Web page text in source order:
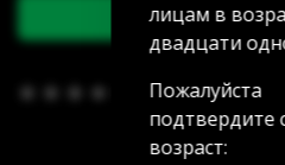
(0) В
В
лицам в
двадцати
Пожалуйста
подтвердите
возраст: